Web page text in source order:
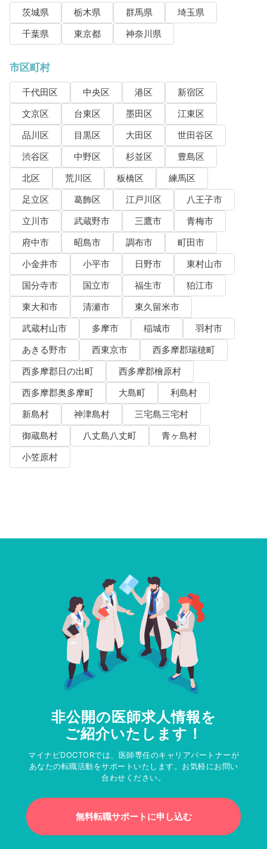
茨城県 栃木県 群馬県
埼玉県
千葉県
東京都 神奈川県
市区町村
千代田区 中央区 港区
新宿区
文京区
台東区 墨田区
江東区
品川区
目黒区 大田区
世田谷区
渋谷区
中野区 杉並区
豊島区
北区
荒川区 板橋区
練馬区
足立区
葛飾区 江戸川区
八王子市
立川市
武蔵野市 三鷹市
青梅市
府中市
昭島市 調布市
町田市
小金井市
小平市 日野市
東村山市
国分寺市
国立市 福生市
狛江市
東大和市
清瀬市
東久留米市
武蔵村山市
多摩市 稲城市
羽村市
あきる野市
西東京市
西多摩郡瑞穂町
西多摩郡日の出町
西多摩郡檜原村
西多摩郡奥多摩町
大島町
利島村
新島村
神津島村
三宅島三宅村
御蔵島村
八丈島八丈町
青ヶ島村
小笠原村
非公開の医師求人情報を
ご紹介いたします！
マイナビDOCTORでは、医師専任のキャリアパートナーが
あなたの転職活動をサポートいたします。お気軽にお問い
合わせください。
無料転職サポートに申し込む